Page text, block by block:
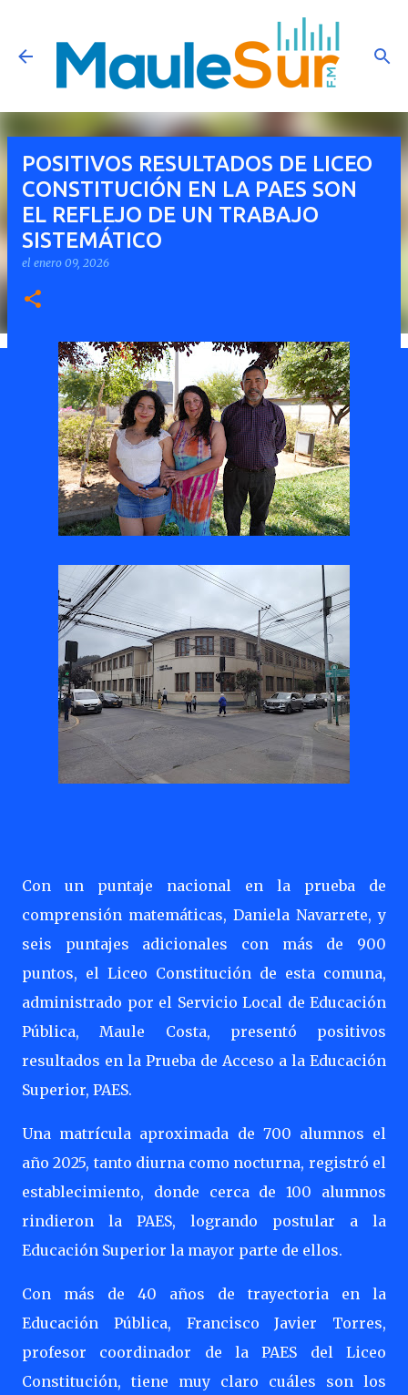
Ir al contenido principal
POSITIVOS RESULTADOS DE LICEO
CONSTITUCIÓN EN LA PAES SON
EL REFLEJO DE UN TRABAJO
SISTEMÁTICO
el enero 09, 2026
Con un puntaje nacional en la prueba de
comprensión matemáticas, Daniela Navarrete, y
seis puntajes adicionales con más de 900
puntos, el Liceo Constitución de esta comuna,
administrado por el Servicio Local de Educación
Pública, Maule Costa, presentó positivos
resultados en la Prueba de Acceso a la Educación
Superior, PAES.
Una matrícula aproximada de 700 alumnos el
año 2025, tanto diurna como nocturna, registró el
establecimiento, donde cerca de 100 alumnos
rindieron la PAES, logrando postular a la
Educación Superior la mayor parte de ellos.
Con más de 40 años de trayectoria en la
Educación Pública, Francisco Javier Torres,
profesor coordinador de la PAES del Liceo
Constitución, tiene muy claro cuáles son los